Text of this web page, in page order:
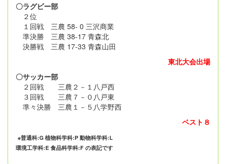
〇ラグビー部
２位
１回戦 三農 58- 0 三沢商業
準決勝 三農 38-17 青森北
決勝戦 三農 17-33 青森山田
東北大会出場
〇サッカー部
２回戦 三農２－１八戸西
３回戦 三農７－０八戸東
準々決勝 三農１－５八学野西
ベスト８
※普通科:G 植物科学科:P 動物科学科:L
環境工学科:E 食品科学科:F の表記です